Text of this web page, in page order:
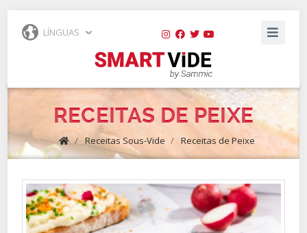
LÍNGUAS
RECEITAS DE PEIXE
/ Receitas Sous-Vide / Receitas de Peixe